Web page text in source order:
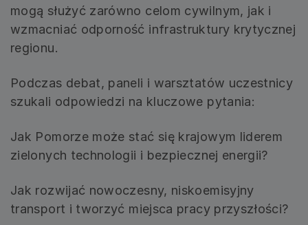
mogą służyć zarówno celom cywilnym, jak i
wzmacniać odporność infrastruktury krytycznej
regionu.
Podczas debat, paneli i warsztatów uczestnicy
szukali odpowiedzi na kluczowe pytania:
Jak Pomorze może stać się krajowym liderem
zielonych technologii i bezpiecznej energii?
Jak rozwijać nowoczesny, niskoemisyjny
transport i tworzyć miejsca pracy przyszłości?